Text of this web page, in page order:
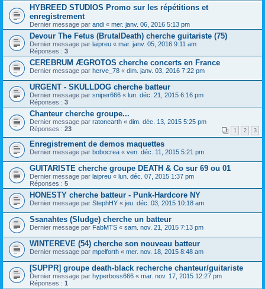
HYBREED STUDIOS Promo sur les répétitions et
enregistrement
Dernier message par andi « mer. janv. 06, 2016 5:13 pm
Devour The Fetus (BrutalDeath) cherche guitariste (75)
Dernier message par laipreu « mar. janv. 05, 2016 9:11 am
Réponses : 3
CEREBRUM ÆGROTOS cherche concerts en France
Dernier message par herve_78 « dim. janv. 03, 2016 7:22 pm
URGENT - SKULLDOG cherche batteur
Dernier message par sniper666 « lun. déc. 21, 2015 6:16 pm
Réponses : 3
Chanteur cherche groupe...
Dernier message par ratonearth « dim. déc. 13, 2015 5:25 pm
Réponses : 23 1 2 3
Enregistrement de demos maquettes
Dernier message par bobocrea « ven. déc. 11, 2015 5:21 pm
GUITARISTE cherche groupe DEATH & Co sur 69 ou 01
Dernier message par laipreu « lun. déc. 07, 2015 1:37 pm
Réponses : 5
HONESTY cherche batteur - Punk-Hardcore NY
Dernier message par StephHY « jeu. déc. 03, 2015 10:18 am
Ssanahtes (Sludge) cherche un batteur
Dernier message par FabMTS « sam. nov. 21, 2015 7:13 pm
WINTEREVE (54) cherche son nouveau batteur
Dernier message par mpelforth « mer. nov. 18, 2015 8:48 am
[SUPPR] groupe death-black recherche chanteur/guitariste
Dernier message par hyperboss666 « mar. nov. 17, 2015 12:27 pm
Réponses : 1